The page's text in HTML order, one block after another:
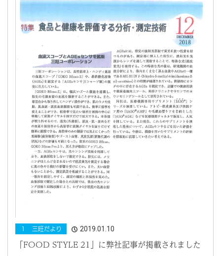
１ 三旺だより 2019.01.10
「FOOD STYLE 21」に弊社記事が掲載されました